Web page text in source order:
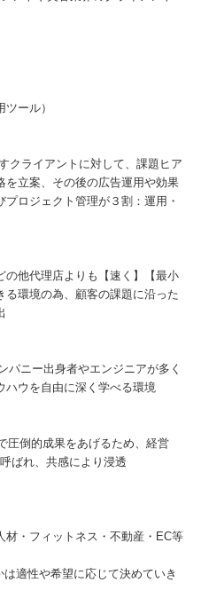
ール）
クライアントに対して、課題ヒア
を立案、その後の広告運用や効果
ロジェクト管理が３割：運用・
の他代理店よりも【速く】【最小
環境の為、顧客の課題に沿った
パニー出身者やエンジニアが多く
ハウを自由に深く学べる環境
圧倒的成果をあげるため、経営
ばれ、共感により浸透
・フィットネス・不動産・EC等
適性や希望に応じて決めていき